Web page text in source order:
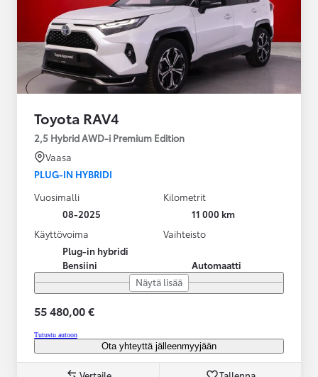
Toyota RAV4
2,5 Hybrid AWD-i Premium Edition
Vaasa
PLUG-IN HYBRIDI
Vuosimalli
08-2025
Kilometrit
11 000 km
Käyttövoima
Plug-in hybridi
Bensiini
Vaihteisto
Automaatti
Näytä lisää
55 480,00 €
Tutustu autoon
Ota yhteyttä jälleenmyyjään